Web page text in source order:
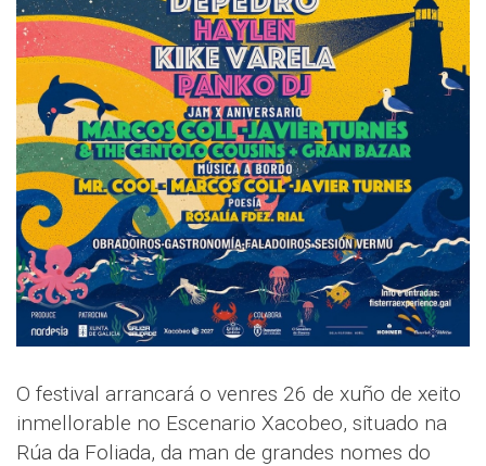
O festival arrancará o venres 26 de xuño de xeito
inmellorable no Escenario Xacobeo, situado na
Rúa da Foliada, da man de grandes nomes do